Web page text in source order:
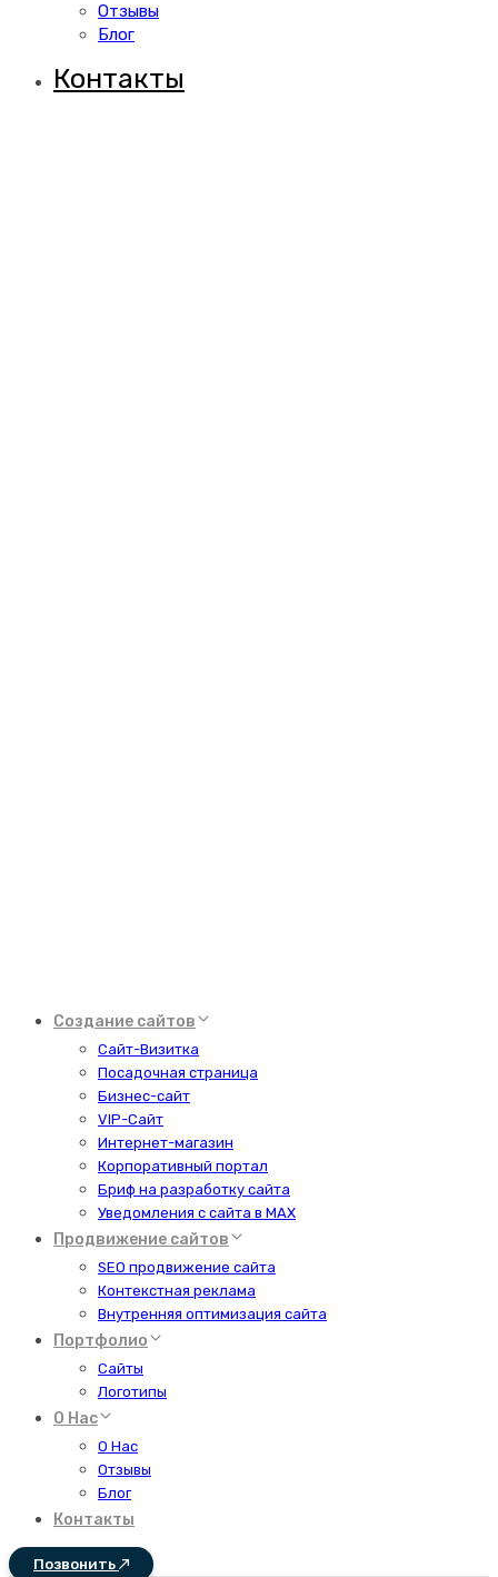
Отзывы
Блог
Контакты
Создание сайтов
Сайт-Визитка
Посадочная страница
Бизнес-сайт
VIP-Сайт
Интернет-магазин
Корпоративный портал
Бриф на разработку сайта
Уведомления с сайта в MAX
Продвижение сайтов
SEO продвижение сайта
Контекстная реклама
Внутренняя оптимизация сайта
Портфолио
Сайты
Логотипы
О Нас
О Нас
Отзывы
Блог
Контакты
Позвонить